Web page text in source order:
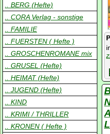
.. BERG (Hefte)
.. CORA Verlag - sonstige
.. FAMILIE
.. FUERSTEN ( Hefte )
.. GROSCHENROMANE mix
.. GRUSEL (Hefte)
.. HEIMAT (Hefte)
.. JUGEND (Hefte)
.. KIND
.. KRIMI / THRILLER
.. KRONEN ( Hefte )